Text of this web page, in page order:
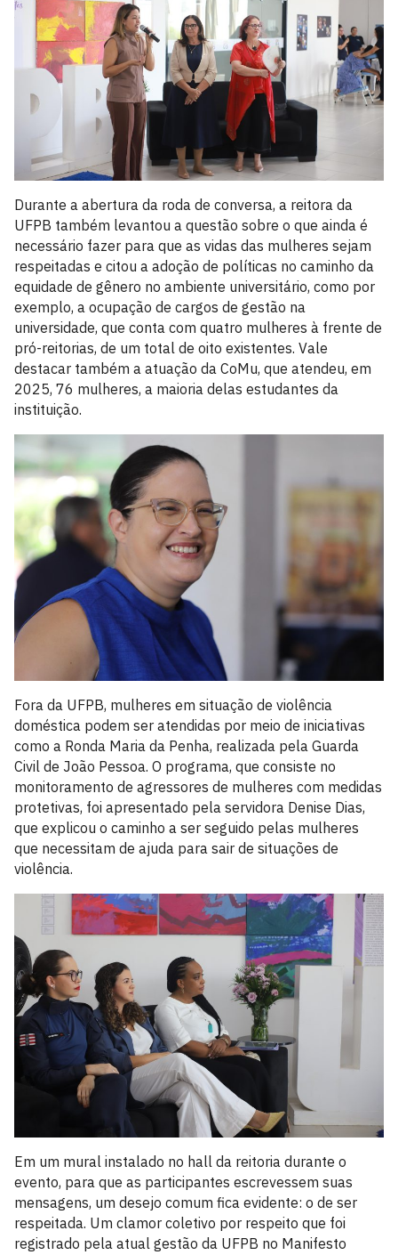
Durante a abertura da roda de conversa, a reitora da
UFPB também levantou a questão sobre o que ainda é
necessário fazer para que as vidas das mulheres sejam
respeitadas e citou a adoção de políticas no caminho da
equidade de gênero no ambiente universitário, como por
exemplo, a ocupação de cargos de gestão na
universidade, que conta com quatro mulheres à frente de
pró-reitorias, de um total de oito existentes. Vale
destacar também a atuação da CoMu, que atendeu, em
2025, 76 mulheres, a maioria delas estudantes da
instituição.
Fora da UFPB, mulheres em situação de violência
doméstica podem ser atendidas por meio de iniciativas
como a Ronda Maria da Penha, realizada pela Guarda
Civil de João Pessoa. O programa, que consiste no
monitoramento de agressores de mulheres com medidas
protetivas, foi apresentado pela servidora Denise Dias,
que explicou o caminho a ser seguido pelas mulheres
que necessitam de ajuda para sair de situações de
violência.
Em um mural instalado no hall da reitoria durante o
evento, para que as participantes escrevessem suas
mensagens, um desejo comum fica evidente: o de ser
respeitada. Um clamor coletivo por respeito que foi
registrado pela atual gestão da UFPB no Manifesto